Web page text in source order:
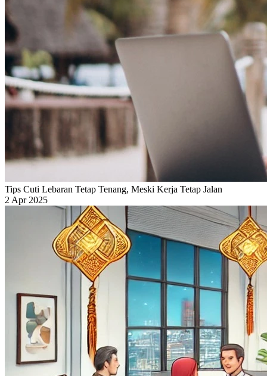
Tips Cuti Lebaran Tetap Tenang, Meski Kerja Tetap Jalan
2 Apr 2025